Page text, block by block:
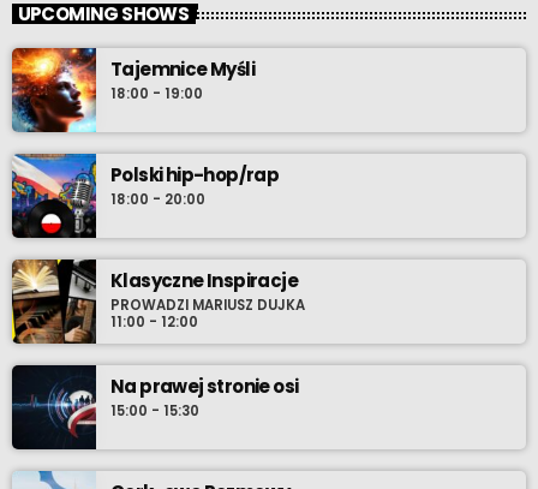
UPCOMING SHOWS
Tajemnice Myśli
18:00 - 19:00
Polski hip-hop/rap
18:00 - 20:00
Klasyczne Inspiracje
PROWADZI MARIUSZ DUJKA
11:00 - 12:00
Na prawej stronie osi
15:00 - 15:30